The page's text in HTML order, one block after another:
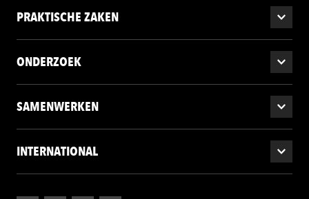
PRAKTISCHE ZAKEN
ONDERZOEK
SAMENWERKEN
INTERNATIONAL